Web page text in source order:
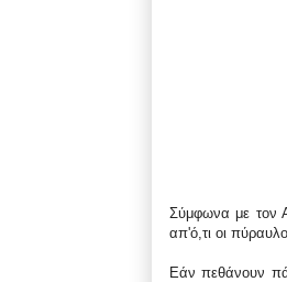
Σύμφωνα με τον
απ'ό,τι οι
Εάν πεθάνουν